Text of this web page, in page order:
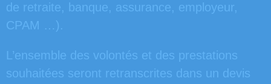
de retraite, banque, assurance, employeur,
CPAM …).
L’ensemble des volontés et des prestations
souhaitées seront retranscrites dans un devis